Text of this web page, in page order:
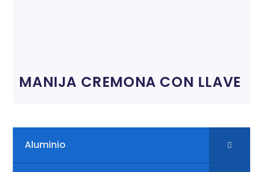
MANIJA CREMONA CON LLAVE
Aluminio